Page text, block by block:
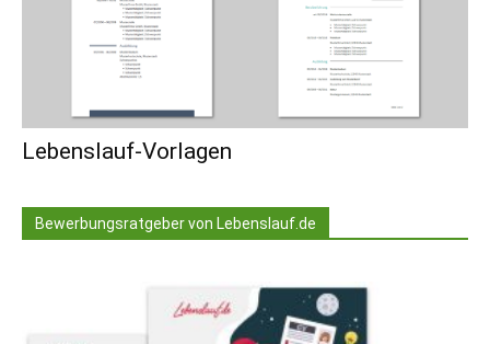
Lebenslauf-Vorlagen
Bewerbungsratgeber von Lebenslauf.de